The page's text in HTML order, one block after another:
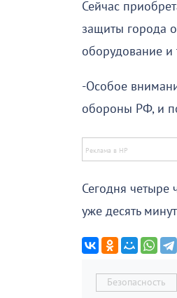
Сейчас
защиты города
оборудование
-Особое
обороны РФ, и
Сегодня четыре
уже десять
Безопасность